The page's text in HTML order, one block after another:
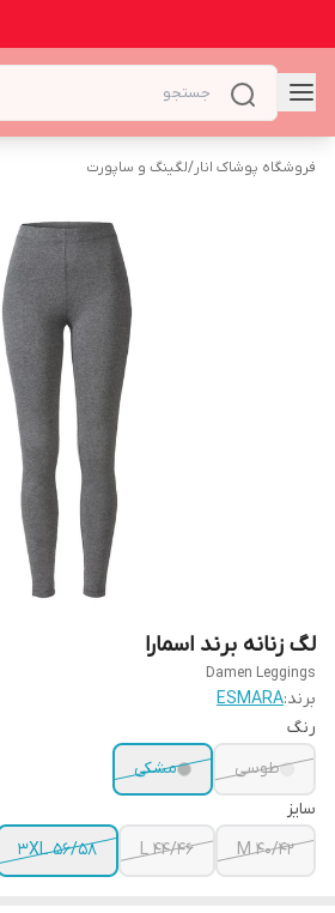
فروشگاه پوشاک انار/لگینگ و ساپورت
لگ زنانه برند اسمارا
Damen Leggings
برند:ESMARA
رنگ
طوسی
مشکی
سایز
M 40/42
L 44/46
3XL 56/58